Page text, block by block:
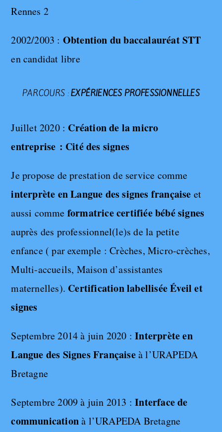
Rennes 2
2002/2003 : Obtention du baccalauréat STT
en candidat libre
PARCOURS :EXPÉRIENCES PROFESSIONNELLES
Juillet 2020 : Création de la micro
entreprise : Cité des signes
Je propose de prestation de service comme
interprète en Langue des signes française et
aussi comme formatrice certifiéebébé signes
auprès des professionnel(le)s de la petite
enfance ( par exemple : Crèches, Micro-crèches,
Multi-accueils, Maison d’assistantes
maternelles). Certification labellisée Éveil et
signes
Septembre 2014 à juin 2020 :Interprète en
Langue des Signes Françaiseà l’URAPEDA
Bretagne
Septembre 2009 à juin 2013 :Interface de
communicationà l’URAPEDA Bretagne